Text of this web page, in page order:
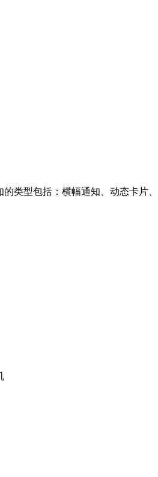
类型包括：横幅通知、动态卡片